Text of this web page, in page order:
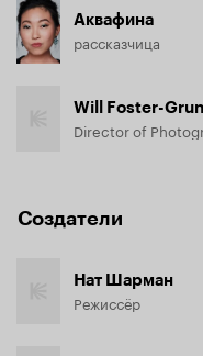
Аквафина
рассказчица
Will Foster-
Создатели
Нат Шарман
Режиссёр